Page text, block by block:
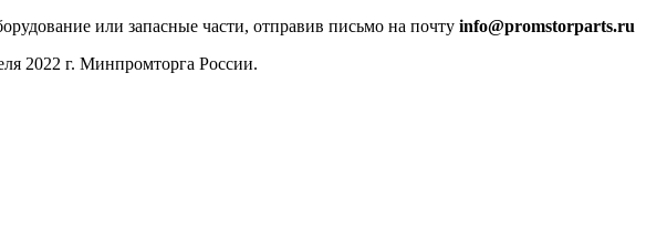
или запасные части, отправив письмо на почту info@promstorparts.ru
2022 г. Минпромторга России.